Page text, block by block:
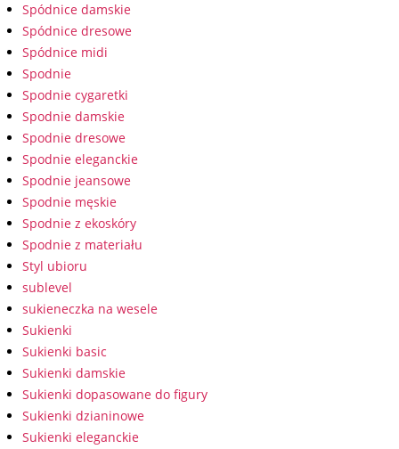
Spódnice damskie
Spódnice dresowe
Spódnice midi
Spodnie
Spodnie cygaretki
Spodnie damskie
Spodnie dresowe
Spodnie eleganckie
Spodnie jeansowe
Spodnie męskie
Spodnie z ekoskóry
Spodnie z materiału
Styl ubioru
sublevel
sukieneczka na wesele
Sukienki
Sukienki basic
Sukienki damskie
Sukienki dopasowane do figury
Sukienki dzianinowe
Sukienki eleganckie